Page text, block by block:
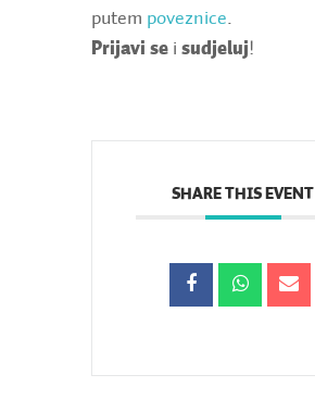
putem poveznice.
Prijavi sei sudjeluj!
SHARE THIS EVENT